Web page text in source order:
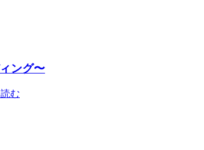
ング〜
む